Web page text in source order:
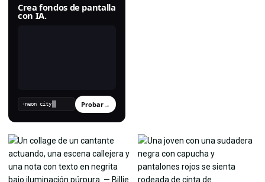
Crea fondos de pantalla
con IA.
› Probar →